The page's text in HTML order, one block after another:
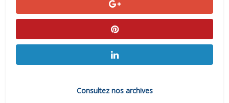
Consultez nos archives